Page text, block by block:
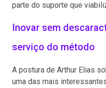
parte do suporte que
Inovar sem
serviço do método
A postura de Arthur Elias
uma das mais